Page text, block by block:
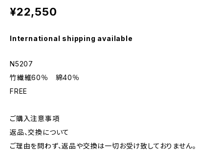
¥22,550
International shipping available
N5207
竹繊維60％ 綿40％
FREE
ご購入注意事項
返品、交換について
ご理由を問わず、返品や交換は一切お受け致しておりません。